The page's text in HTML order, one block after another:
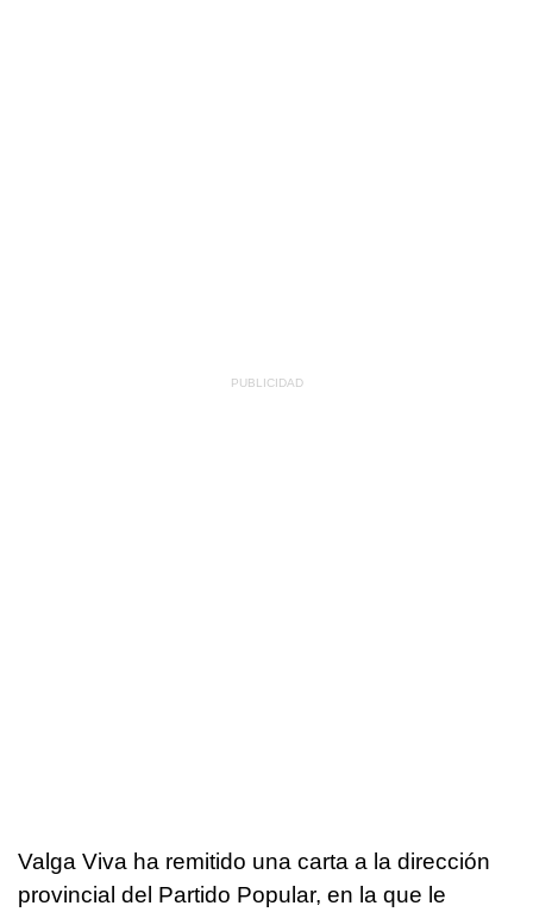
Valga Viva ha remitido una carta a la dirección
provincial del Partido Popular, en la que le